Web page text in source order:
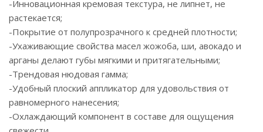
-Инновационная кремовая текстура, не липнет, не
растекается;
-Покрытие от полупрозрачного к средней плотности;
-Ухаживающие свойства масел жожоба, ши, авокадо и
арганы делают губы мягкими и притягательными;
-Трендовая нюдовая гамма;
-Удобный плоский аппликатор для удовольствия от
равномерного нанесения;
-Охлаждающий компонент в составе для ощущения